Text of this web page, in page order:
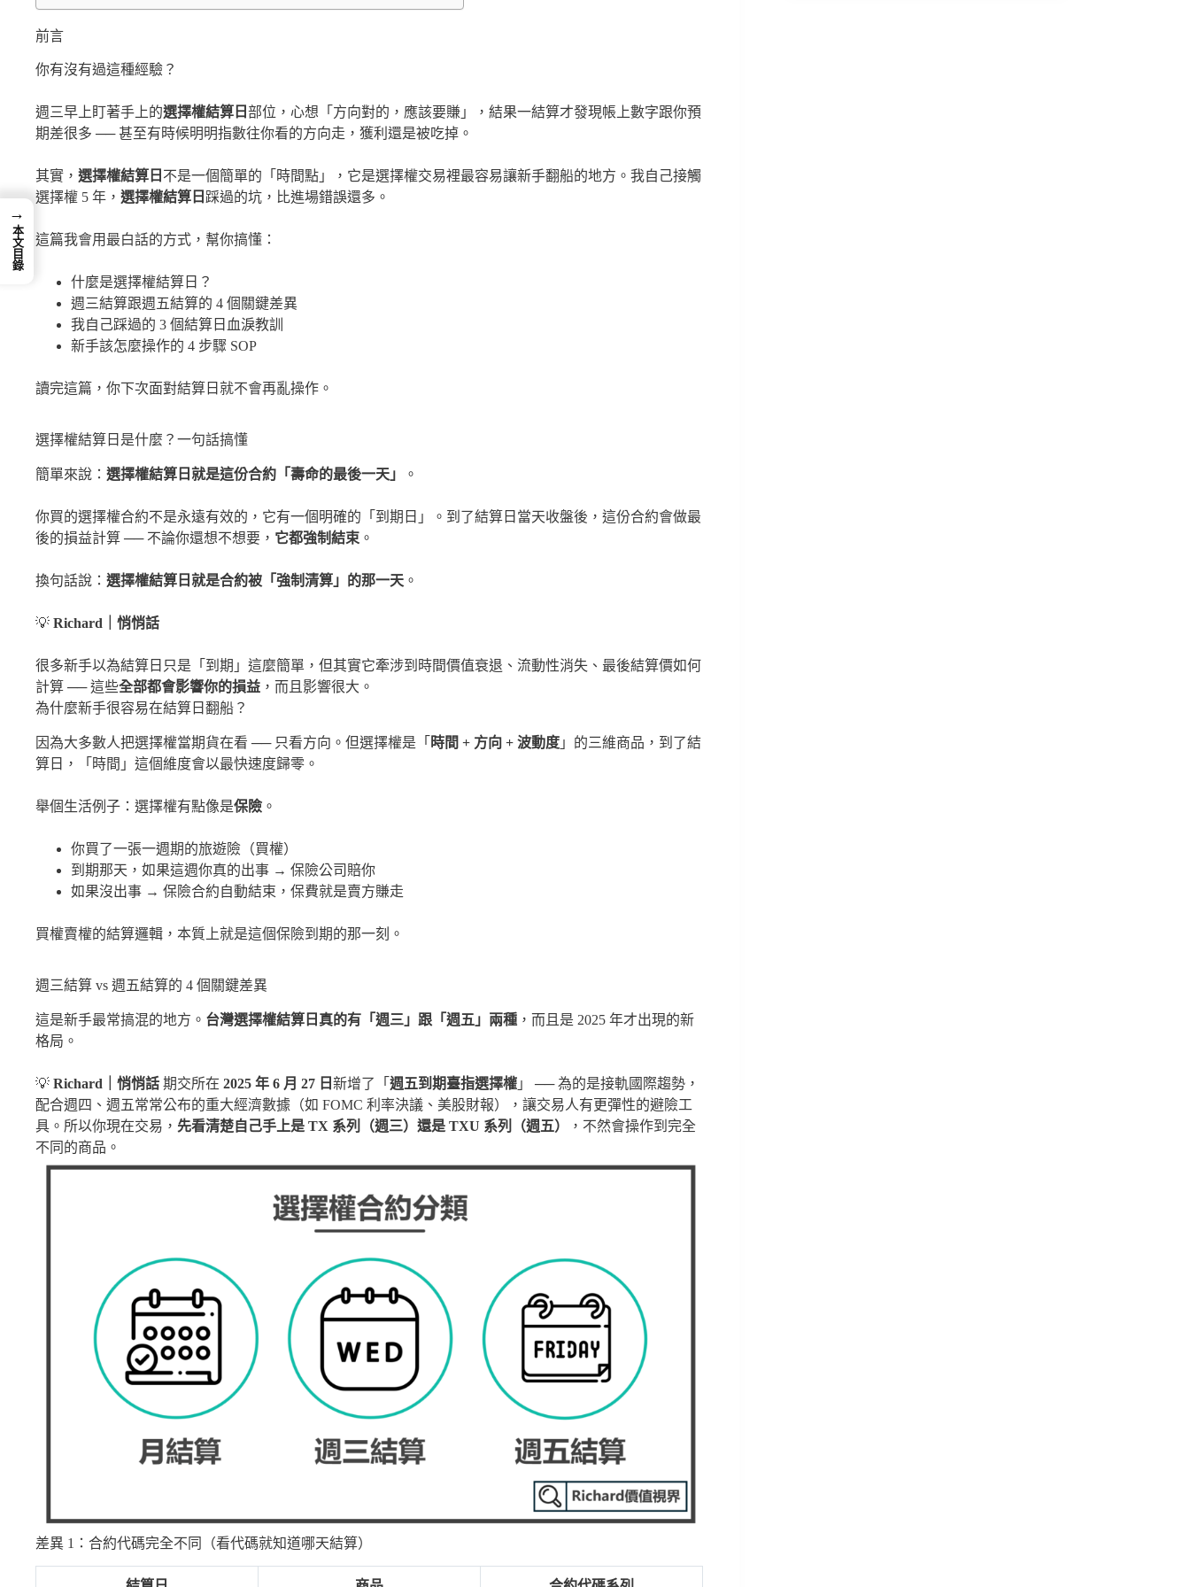
前言
你有沒有過這種經驗？
週三早上盯著手上的選擇權結算日 部位，心想「方向對的，應該要賺」，結果一結算才發現帳上數字跟你預
期差很多 ── 甚至有時候明明指數往你看的方向走，獲利還是被吃掉。
其實， 選擇權結算日 不是一個簡單的「時間點」，它是選擇權交易裡最容易讓新手翻船的地方。我自己接觸
選擇權 5 年， 選擇權結算日 踩過的坑，比進場錯誤還多。
這篇我會用最白話的方式，幫你搞懂：
什麼是選擇權結算日？
週三結算跟週五結算的 4 個關鍵差異
我自己踩過的 3 個結算日血淚教訓
新手該怎麼操作的 4 步驟 SOP
讀完這篇，你下次面對結算日就不會再亂操作。
選擇權結算日是什麼？一句話搞懂
簡單來說： 選擇權結算日就是這份合約「壽命的最後一天」 。
你買的選擇權合約不是永遠有效的，它有一個明確的「到期日」。到了結算日當天收盤後，這份合約會做最
後的損益計算 ── 不論你還想不想要， 它都強制結束 。
換句話說： 選擇權結算日就是合約被「強制清算」的那一天 。
💡 Richard｜悄悄話
很多新手以為結算日只是「到期」這麼簡單，但其實它牽涉到時間價值衰退、流動性消失、最後結算價如何
計算 ── 這些全部都會影響你的損益 ，而且影響很大。
為什麼新手很容易在結算日翻船？
因為大多數人把選擇權當期貨在看 ── 只看方向。但選擇權是「 時間 + 方向 + 波動度 」的三維商品，到了結
算日，「時間」這個維度會以最快速度歸零。
舉個生活例子：選擇權有點像是保險 。
你買了一張一週期的旅遊險（買權）
到期那天，如果這週你真的出事 → 保險公司賠你
如果沒出事 → 保險合約自動結束，保費就是賣方賺走
買權賣權的結算邏輯，本質上就是這個保險到期的那一刻。
週三結算 vs 週五結算的 4 個關鍵差異
這是新手最常搞混的地方。 台灣選擇權結算日真的有「週三」跟「週五」兩種 ，而且是 2025 年才出現的新
格局。
💡 Richard｜悄悄話 期交所在 2025 年 6 月 27 日 新增了「 週五到期臺指選擇權 」 ── 為的是接軌國際趨勢，
配合週四、週五常常公布的重大經濟數據（如 FOMC 利率決議、美股財報），讓交易人有更彈性的避險工
具。所以你現在交易， 先看清楚自己手上是 TX 系列（週三）還是 TXU 系列（週五）
，不然會操作到完全
不同的商品。
差異 1：合約代碼完全不同（看代碼就知道哪天結算）
→
本文目錄